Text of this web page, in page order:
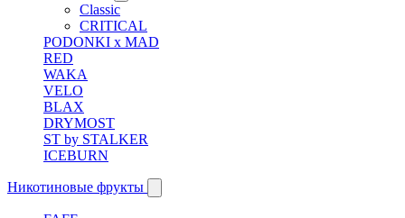
Classic
CRITICAL
PODONKI x MAD
RED
WAKA
VELO
BLAX
DRYMOST
ST by STALKER
ICEBURN
Никотиновые фрукты